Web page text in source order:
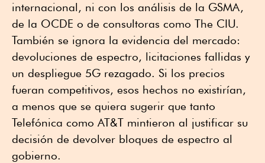
internacional, ni con los análisis de la GSMA,
de la OCDE o de consultoras como The CIU.
También se ignora la evidencia del mercado:
devoluciones de espectro, licitaciones fallidas y
un despliegue 5G rezagado. Si los precios
fueran competitivos, esos hechos no existirían,
a menos que se quiera sugerir que tanto
Telefónica como AT&T mintieron al justificar su
decisión de devolver bloques de espectro al
gobierno.